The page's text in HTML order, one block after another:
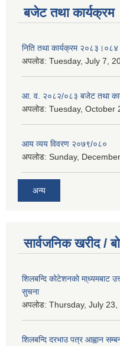
बजेट तथा कार्यक्रम
निति तथा कार्यक्रम २०८३।०८४
अपलोड: Tuesday, July 7,
आ. व. २०८२/०८३ बजेट तथा
अपलोड: Tuesday, October
आय व्यय विवरण २०७९/०८०
अपलोड: Sunday,
अन्य
सार्वजनिक खरीद /
शिलबन्दि कोटेशनको मा्ध्यमबाट
सुचना
अपलोड: Thursday, July
शिलबन्दि दरभाउ पत्र आह्वान